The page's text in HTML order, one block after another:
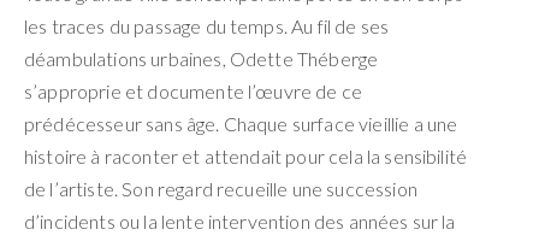
les traces du passage du temps. Au fil de ses
déambulations urbaines, Odette Théberge
s’approprie et documente l’œuvre de ce
prédécesseur sans âge. Chaque surface vieillie a une
histoire à raconter et attendait pour cela la sensibilité
de l’artiste. Son regard recueille une succession
d’incidents ou la lente intervention des années sur la